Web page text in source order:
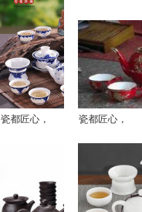
瓷都匠心，
茶杯與精選
化妝品推薦
瓷都匠心，
瓷與鑲金皓
月茶具的藝